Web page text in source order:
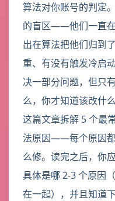
算法对你账号的判定
的盲区——他们一直
出在算法把他们归到
重、有没有触发冷启
决一部分问题，但只
么，你才知道该改什么
这篇文章拆解 5 个最
法原因——每个原因
么修。读完之后，你
具体是哪 2-3 个原因
在一起），并且知道